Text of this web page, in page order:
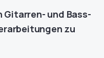
Gitarren- und Bass-
zu